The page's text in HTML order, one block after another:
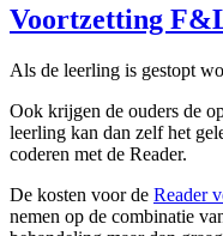
Voortzetting
Als de leerling is gestopt
Ook krijgen de ouders de
leerling kan dan zelf het
coderen met de Reader.
De kosten voor de Reader
nemen op de combinatie